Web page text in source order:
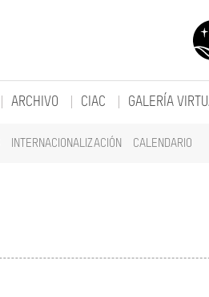
INTERNACIONALIZACIÓN CALENDARIO
ARCHIVO CIAC GALERÍA